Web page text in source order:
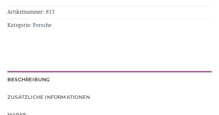
Artikelnummer: 813
Kategorie: Porsche
BESCHREIBUNG
ZUSÄTZLICHE INFORMATIONEN